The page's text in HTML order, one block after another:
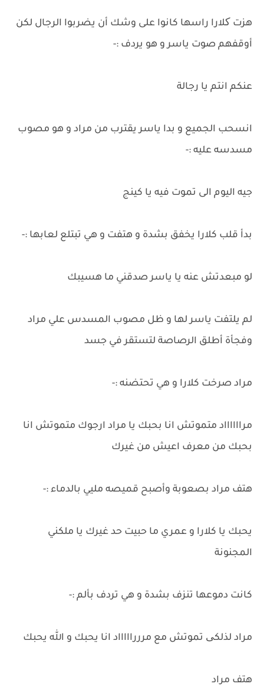
هزت کلارا راسها كانوا على وشك أن يضربوا الرجال لكن
أوقفهم صوت ياسر و هو يردف :-
عنكم انتم يا رجالة
انسحب الجميع و بدا ياسر يقترب من مراد و هو مصوب
مسدسه عليه :-
جيه اليوم الى تموت فيه يا كينج
بدأ قلب كلارا يخفق بشدة و هتفت و هي تبتلع لعابها :-
لو مبعدتش عنه يا ياسر صدقني ما هسيبك
لم يلتفت ياسر لها و ظل مصوب المسدس علي مراد
وفجأة أطلق الرصاصة لتستقر في جسد
مراد صرخت كلارا و هي تحتضنه :-
مرااااااد متموتش انا بحبك يا مراد ارجوك متموتش انا
بحبك من معرف اعيش من غيرك
هتف مراد بصعوبة وأصبح قميصه مليي بالدماء :-
يحبك يا كلارا و عمري ما حبيت حد غيرك يا ملكني
المجنونة
كانت دموعها تنزف بشدة و هي تردف بألم :-
مراد لذلكی تموتش مع مررراااااد انا يحبك و الله يحبك
هتف مراد